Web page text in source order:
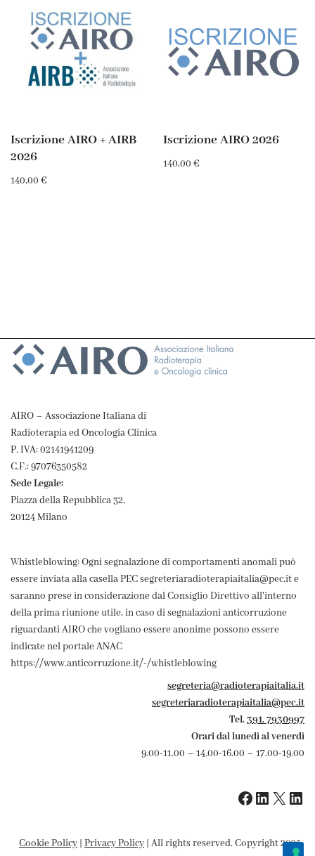
Iscrizione AIRO + AIRB
2026
140,00 €
Iscrizione AIRO 2026
140,00€
AIRO – Associazione Italiana di
Radioterapia ed Oncologia Clinica
P. IVA: 02141941209
C.F.: 97076350582
Sede Legale:
Piazza della Repubblica 32,
20124 Milano
Whistleblowing: Ogni segnalazione di comportamenti anomali può
essere inviata alla casella PEC segreteriaradioterapiaitalia@pec.it e
saranno prese in considerazione dal Consiglio Direttivo all'interno
della prima riunione utile, in caso di segnalazioni anticorruzione
riguardanti AIRO che vogliano essere anonime possono essere
indicate nel portale ANAC
https://www.anticorruzione.it/-/whistleblowing
segreteria@radioterapiaitalia.it
segreteriaradioterapiaitalia@pec.it
Tel.391. 7930997
Orari dal lunedì al venerdì
9.00-11.00 – 14.00-16.00 – 17.00-19.00
Cookie Policy | Privacy Policy | All rights reserved. Copyright 2025-